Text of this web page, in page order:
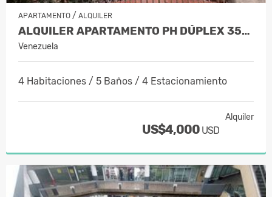
APARTAMENTO / ALQUILER
ALQUILER APARTAMENTO PH DÚPLEX 350…
Venezuela
4 Habitaciones / 5 Baños / 4 Estacionamiento
Alquiler
US$4,000 USD